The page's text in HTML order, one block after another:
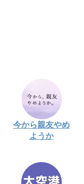
今から親友やめ
ようか